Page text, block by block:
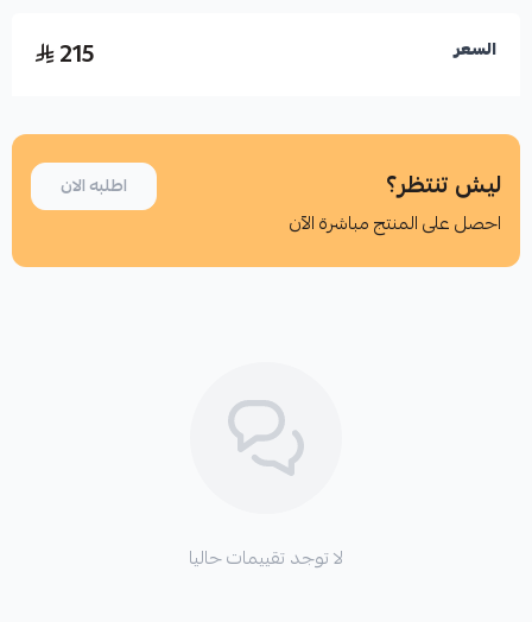
السعر 215
ليش تنتظر؟
احصل على المنتج مباشرة الآن
اطلبه الان
اطلب المنتج
لا توجد تقييمات حاليا